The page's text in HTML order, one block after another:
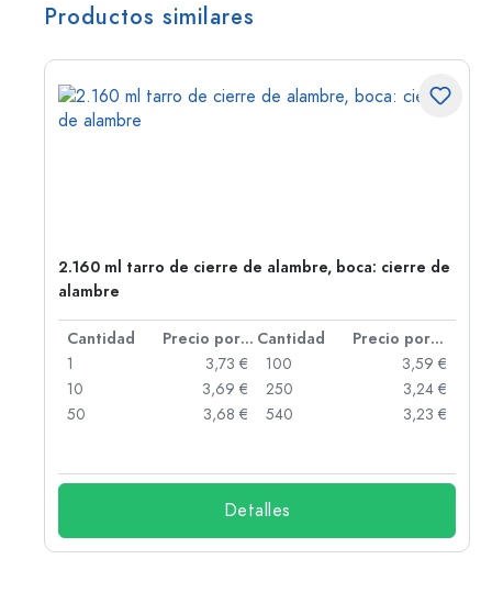
Productos similares
2.160 ml tarro de cierre de alambre, boca: cierre de
alambre
Cantidad Precio por unidad Cantidad
Precio por unidad
1
3,73 €
10
3,69 €
50
3,68 €
100
3,59 €
250
3,24 €
540
3,23 €
Detalles